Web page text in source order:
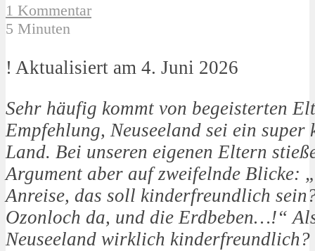
1 Kommentar
5 Minuten
! Aktualisiert am 4. Juni 2026
Sehr häufig kommt von begeisterten
Empfehlung, Neuseeland sei ein
Land. Bei unseren eigenen Eltern
Argument aber auf zweifelnde Blicke:
Anreise, das soll kinderfreundlich
Ozonloch da, und die Erdbeben…!“
Neuseeland wirklich kinderfreundlich?